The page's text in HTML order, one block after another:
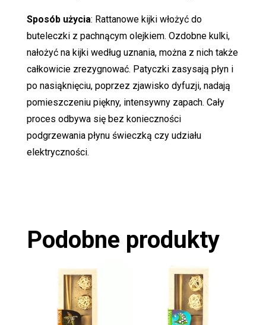
Sposób użycia: Rattanowe kijki włożyć do
buteleczki z pachnącym olejkiem. Ozdobne kulki,
nałożyć na kijki według uznania, można z nich także
całkowicie zrezygnować. Patyczki zasysają płyn i
po nasiąknięciu, poprzez zjawisko dyfuzji, nadają
pomieszczeniu piękny, intensywny zapach. Cały
proces odbywa się bez konieczności
podgrzewania płynu świeczką czy udziału
elektryczności.
Podobne produkty